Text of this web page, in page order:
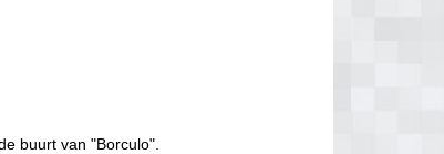
buurt van "Borculo".